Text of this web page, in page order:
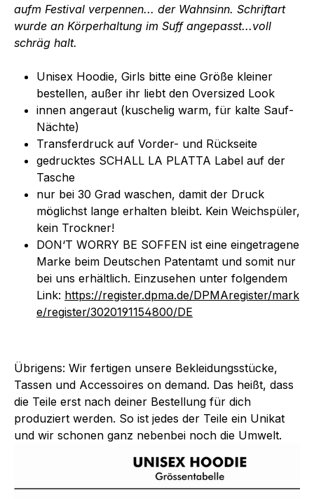
aufm Festival verpennen... der Wahnsinn. Schriftart
wurde an Körperhaltung im Suff angepasst...voll
schräg halt.
Unisex Hoodie, Girls bitte eine Größe kleiner
bestellen, außer ihr liebt den Oversized Look
innen angeraut (kuschelig warm, für kalte Sauf-
Nächte)
Transferdruck auf Vorder- und Rückseite
gedrucktes SCHALL LA PLATTA Label auf der
Tasche
nur bei 30 Grad waschen, damit der Druck
möglichst lange erhalten bleibt. Kein Weichspüler,
kein Trockner!
DON‘T WORRY BE SOFFEN ist eine eingetragene
Marke beim Deutschen Patentamt und somit nur
bei uns erhältlich. Einzusehen unter folgendem
Link: https://register.dpma.de/DPMAregister/mark
e/register/3020191154800/DE
Übrigens: Wir fertigen unsere Bekleidungsstücke,
Tassen und Accessoires on demand. Das heißt, dass
die Teile erst nach deiner Bestellung für dich
produziert werden. So ist jedes der Teile ein Unikat
und wir schonen ganz nebenbei noch die Umwelt.